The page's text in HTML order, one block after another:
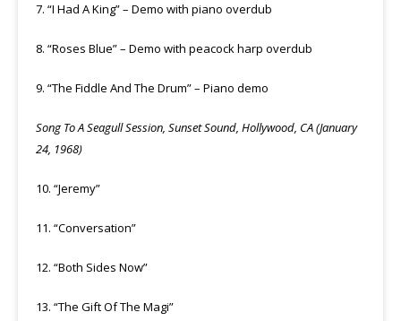
7. “I Had A King” – Demo with piano overdub
8. “Roses Blue” – Demo with peacock harp overdub
9. “The Fiddle And The Drum” – Piano demo
Song To A Seagull Session, Sunset Sound, Hollywood, CA (January
24, 1968)
10. “Jeremy”
11. “Conversation”
12. “Both Sides Now”
13. “The Gift Of The Magi”